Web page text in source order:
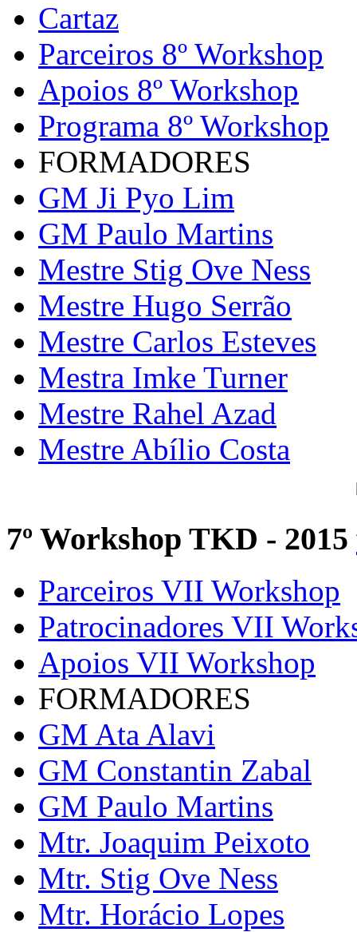
Cartaz
Parceiros 8º Workshop
Apoios 8º Workshop
Programa 8º Workshop
FORMADORES
GM Ji Pyo Lim
GM Paulo Martins
Mestre Stig Ove Ness
Mestre Hugo Serrão
Mestre Carlos Esteves
Mestra Imke Turner
Mestre Rahel Azad
Mestre Abílio Costa
7º Workshop TKD - 2015
Parceiros VII Workshop
Patrocinadores VII
Apoios VII Workshop
FORMADORES
GM Ata Alavi
GM Constantin Zabal
GM Paulo Martins
Mtr. Joaquim Peixoto
Mtr. Stig Ove Ness
Mtr. Horácio Lopes